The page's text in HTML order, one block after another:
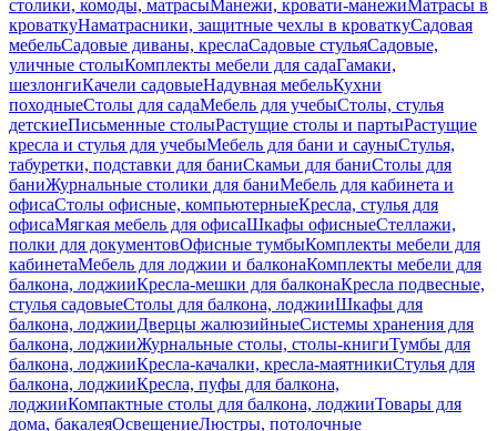
столики, комоды, матрасыМанежи, кровати-манежиМатрасы в
кроваткуНаматрасники, защитные чехлы в кроваткуСадовая
мебельСадовые диваны, креслаСадовые стульяСадовые,
уличные столыКомплекты мебели для садаГамаки,
шезлонгиКачели садовыеНадувная мебельКухни
походныеСтолы для садаМебель для учебыСтолы, стулья
детскиеПисьменные столыРастущие столы и партыРастущие
кресла и стулья для учебыМебель для бани и сауныСтулья,
табуретки, подставки для баниСкамьи для баниСтолы для
баниЖурнальные столики для баниМебель для кабинета и
офисаСтолы офисные, компьютерныеКресла, стулья для
офисаМягкая мебель для офисаШкафы офисныеСтеллажи,
полки для документовОфисные тумбыКомплекты мебели для
кабинетаМебель для лоджии и балконаКомплекты мебели для
балкона, лоджииКресла-мешки для балконаКресла подвесные,
стулья садовыеСтолы для балкона, лоджииШкафы для
балкона, лоджииДверцы жалюзийныеСистемы хранения для
балкона, лоджииЖурнальные столы, столы-книгиТумбы для
балкона, лоджииКресла-качалки, кресла-маятникиСтулья для
балкона, лоджииКресла, пуфы для балкона,
лоджииКомпактные столы для балкона, лоджииТовары для
дома, бакалеяОсвещениеЛюстры, потолочные